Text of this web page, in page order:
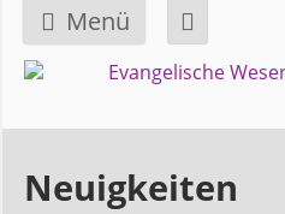
Menü
Navigation
GEMEINDE
Über
uns
Neuigkeiten